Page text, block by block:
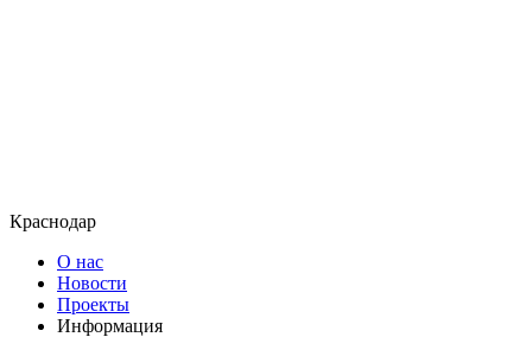
Краснодар
О нас
Новости
Проекты
Информация